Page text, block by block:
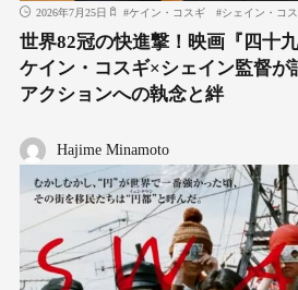
2026年7月25日 #ケイン・コスギ #シェイン・コ
世界82冠の快進撃！映画『四十
ケイン・コスギ×シェイン監督が
アクションへの執念と絆
Hajime Minamoto